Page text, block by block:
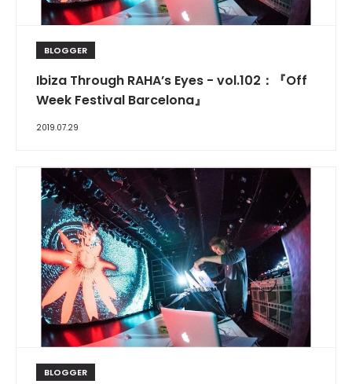
BLOGGER
Ibiza Through RAHA’s Eyes - vol.102：『Off
Week Festival Barcelona』
2019.07.29
BLOGGER